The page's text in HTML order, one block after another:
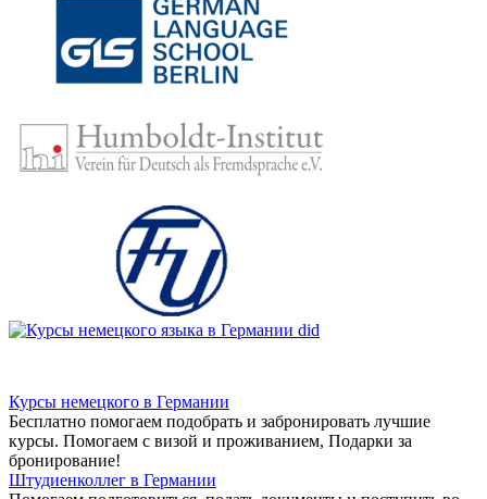
Курсы немецкого в Германии
Бесплатно помогаем подобрать и забронировать лучшие
курсы. Помогаем с визой и проживанием, Подарки за
бронирование!
Штудиенколлег в Германии